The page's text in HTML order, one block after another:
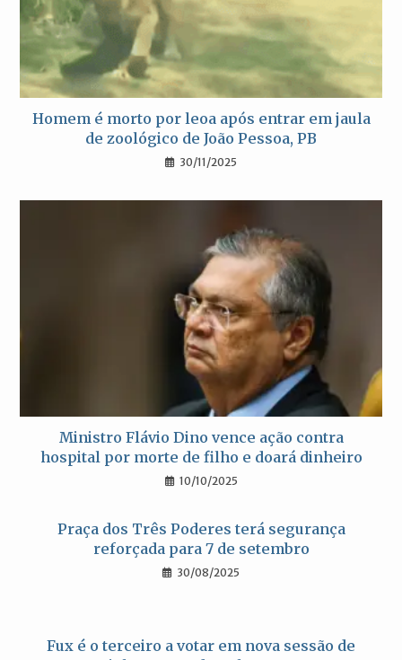
Homem é morto por leoa após entrar em jaula
de zoológico de João Pessoa, PB
30/11/2025
Ministro Flávio Dino vence ação contra
hospital por morte de filho e doará dinheiro
10/10/2025
Praça dos Três Poderes terá segurança
reforçada para 7 de setembro
30/08/2025
Fux é o terceiro a votar em nova sessão de